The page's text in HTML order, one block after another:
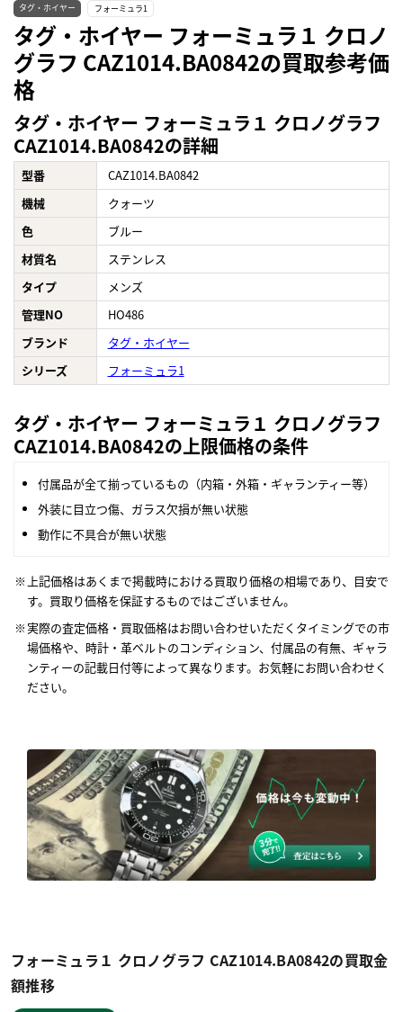
タグ・ホイヤー フォーミュラ1
タグ・ホイヤー フォーミュラ１ クロノ
グラフ CAZ1014.BA0842の買取参考価
格
タグ・ホイヤー フォーミュラ１ クロノグラフ
CAZ1014.BA0842の詳細
型番
CAZ1014.BA0842
機械
クォーツ
色
ブルー
材質名
ステンレス
タイプ
メンズ
管理NO
HO486
ブランド
タグ・ホイヤー
シリーズ
フォーミュラ1
タグ・ホイヤー フォーミュラ１ クロノグラフ
CAZ1014.BA0842の上限価格の条件
付属品が全て揃っているもの（内箱・外箱・ギャランティー等）
外装に目立つ傷、ガラス欠損が無い状態
動作に不具合が無い状態
上記価格はあくまで掲載時における買取り価格の相場であり、目安で
す。買取り価格を保証するものではございません。
実際の査定価格・買取価格はお問い合わせいただくタイミングでの市
場価格や、時計・革ベルトのコンディション、付属品の有無、ギャラ
ンティーの記載日付等によって異なります。お気軽にお問い合わせく
ださい。
フォーミュラ１ クロノグラフ CAZ1014.BA0842の買取金
額推移